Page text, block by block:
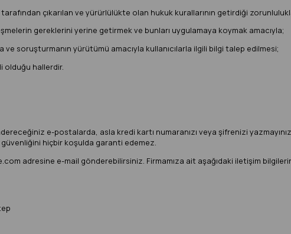
çıkarılan ve yürürlülükte olan hukuk kurallarının getirdiği
gereklerini yerine getirmek ve bunları uygulamaya koymak amacıyla;
soruşturmanın yürütümü amacıyla kullanıcılarla ilgili bilgi talep edilmesi;
olduğu hallerdir.
e-postalarda, asla kredi kartı numaranızı veya şifrenizi
güvenliğini hiçbir koşulda garanti edemez.
adresine e-mail gönderebilirsiniz. Firmamıza ait aşağıdaki iletişim